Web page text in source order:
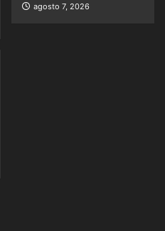
agosto 7, 2026